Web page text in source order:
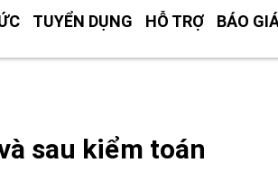
TUYỂN DỤNG HỖ TRỢ BÁO
sau kiểm toán